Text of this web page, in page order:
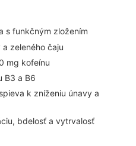
s funkčným zložením
zeleného čaju
mg kofeínu
B3 a B6
k zníženiu únavy a
bdelosť a vytrvalosť